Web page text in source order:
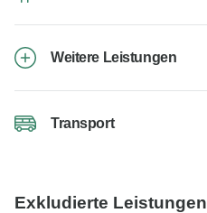
Weitere Leistungen
Transport
Exkludierte Leistungen